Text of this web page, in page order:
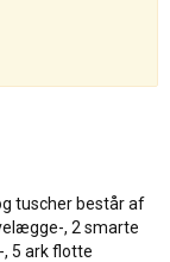
tuscher består af
, 2 smarte
5 ark flotte